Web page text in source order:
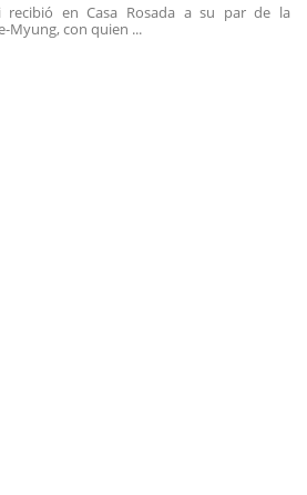
recibió en Casa Rosada a su par de la
Myung, con quien ...